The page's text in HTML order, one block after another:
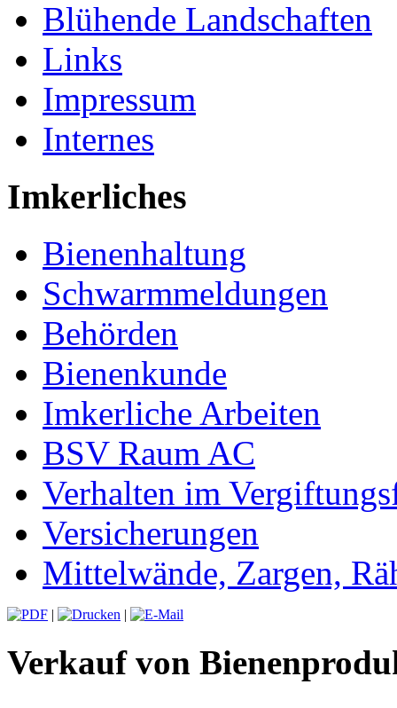
Blühende Landschaften
Links
Impressum
Internes
Imkerliches
Bienenhaltung
Schwarmmeldungen
Behörden
Bienenkunde
Imkerliche Arbeiten
BSV Raum AC
Verhalten im
Versicherungen
Mittelwände, Zargen,
| |
Verkauf von